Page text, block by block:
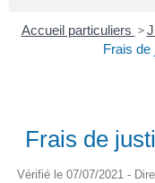
Accueil particuliers >
Frais de
Frais de
Vérifié le 07/07/2021 -